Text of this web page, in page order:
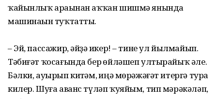
ҡайынлыҡ араһынан аҡҡан шишмә янында
машинаһын туҡтатты.
– Эй, пассажир, әйҙә һикер! – тине ул йылмайып.
Тәбиғәт ҡосағында бер һөйләшеп ултырайыҡ әле.
Бәлки, ауырып китһәм, һиңә мөрәжәғәт итергә тура
килер. Шуға аванс түләп ҡуяйым, тип мәрәкәләп,